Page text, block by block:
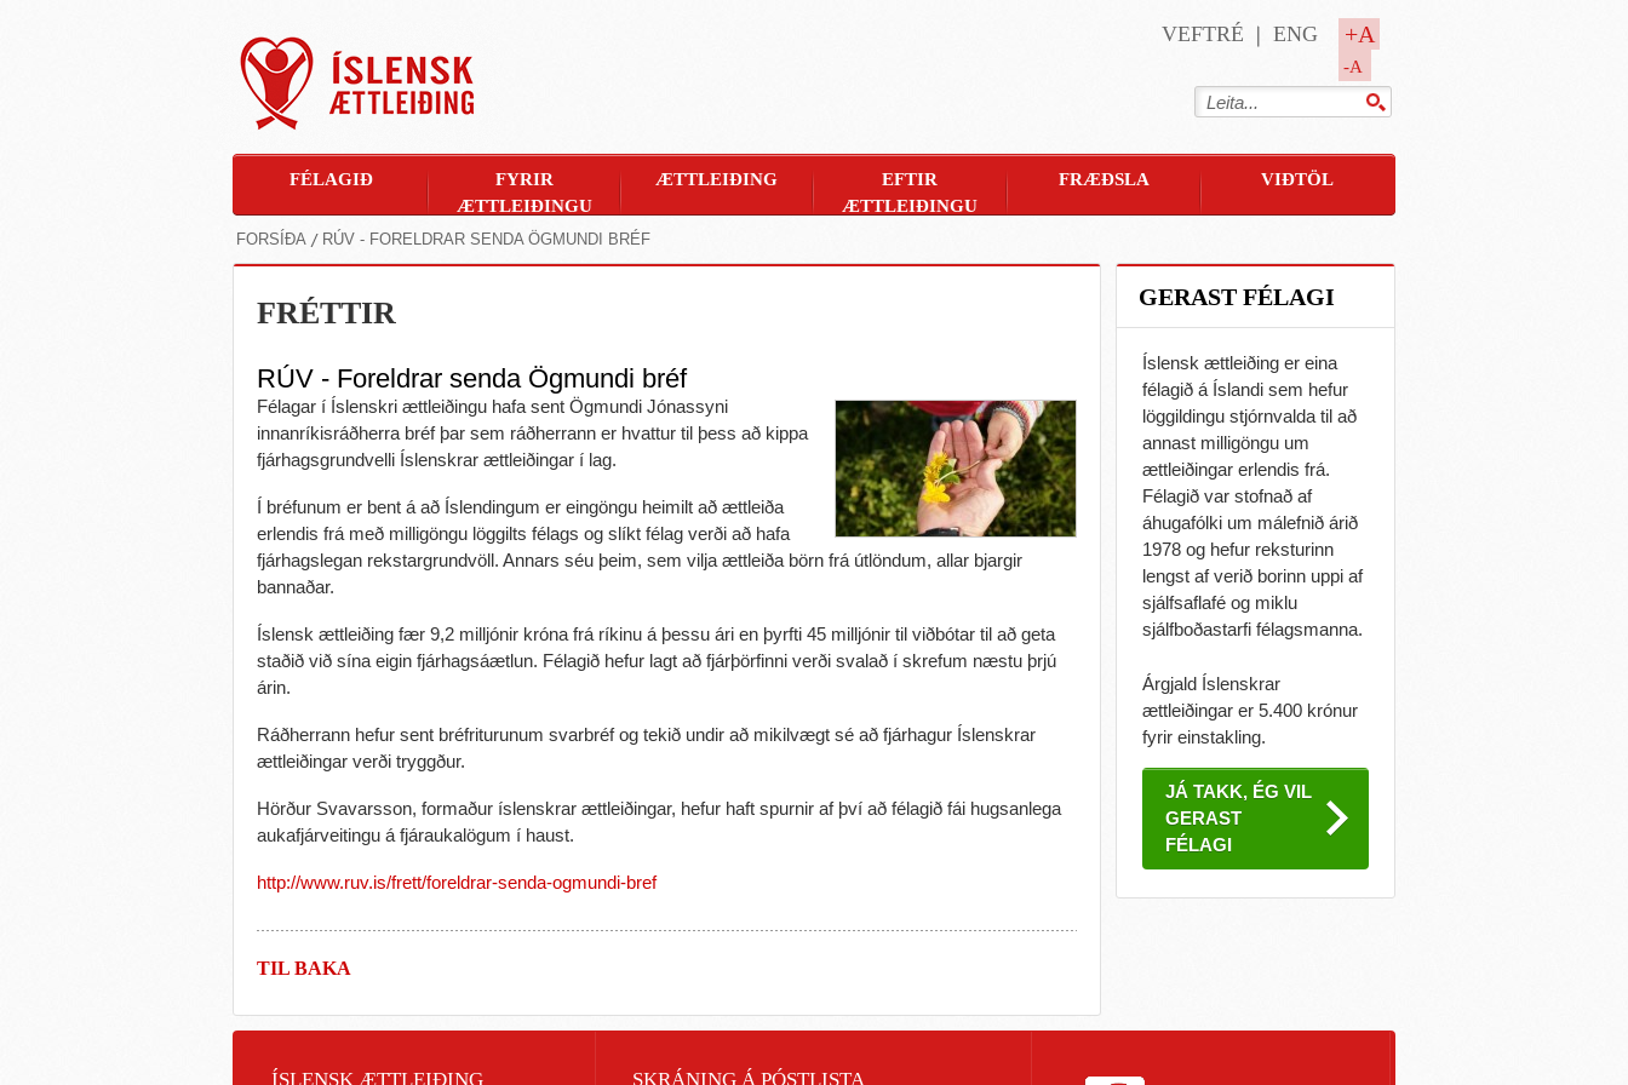
FORSÍÐA RÚV - FORELDRAR SENDA ÖGMUNDI BRÉF
FRÉTTIR
RÚV - Foreldrar senda Ögmundi bréf
Félagar í Íslenskri ættleiðingu hafa sent Ögmundi Jónassyni
innanríkisráðherra bréf þar sem ráðherrann er hvattur til þess að kippa
fjárhagsgrundvelli Íslenskrar ættleiðingar í lag.
Í bréfunum er bent á að Íslendingum er eingöngu heimilt að ættleiða
erlendis frá með milligöngu löggilts félags og slíkt félag verði að hafa
fjárhagslegan rekstargrundvöll. Annars séu þeim, sem vilja ættleiða börn frá útlöndum, allar bjargir
bannaðar.
Íslensk ættleiðing fær 9,2 milljónir króna frá ríkinu á þessu ári en þyrfti 45 milljónir til viðbótar til að geta
staðið við sína eigin fjárhagsáætlun. Félagið hefur lagt að fjárþörfinni verði svalað í skrefum næstu þrjú
árin.
Ráðherrann hefur sent bréfriturunum svarbréf og tekið undir að mikilvægt sé að fjárhagur Íslenskrar
ættleiðingar verði tryggður.
Hörður Svavarsson, formaður íslenskrar ættleiðingar, hefur haft spurnir af því að félagið fái hugsanlega
aukafjárveitingu á fjáraukalögum í haust.
http://www.ruv.is/frett/foreldrar-senda-ogmundi-bref
TIL BAKA
FÉLAGIÐ
FYRIR
ÆTTLEIÐINGU
ÆTTLEIÐING
EFTIR
ÆTTLEIÐINGU
FRÆÐSLA VIÐTÖL
GERAST FÉLAGI
Íslensk ættleiðing er eina
félagið á Íslandi sem hefur
löggildingu stjórnvalda til að
annast milligöngu um
ættleiðingar erlendis frá.
Félagið var stofnað af
áhugafólki um málefnið árið
1978 og hefur reksturinn
lengst af verið borinn uppi af
sjálfsaflafé og miklu
sjálfboðastarfi félagsmanna.
Árgjald Íslenskrar
ættleiðingar er 5.400 krónur
fyrir einstakling.
JÁ TAKK, ÉG VIL
GERAST
FÉLAGI
ÍSLENSK ÆTTLEIÐING SKRÁNING Á PÓSTLISTA
+A
-A
VEFTRÉ ENG